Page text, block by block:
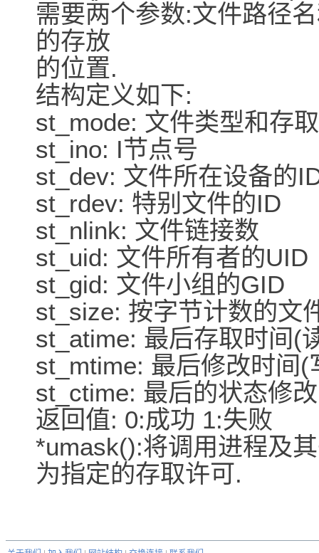
需要两个参数:文件路径
的存放
的位置.
结构定义如下:
st_mode: 文件类型和存
st_ino: I节点号
st_dev: 文件所在设备的
st_rdev: 特别文件的ID
st_nlink: 文件链接数
st_uid: 文件所有者的UID
st_gid: 文件小组的GID
st_size: 按字节计数的文
st_atime: 最后存取时间(
st_mtime: 最后修改时间
st_ctime: 最后的状态修
返回值: 0:成功 1:失败
*umask():将调用进程及
为指定的存取许可.